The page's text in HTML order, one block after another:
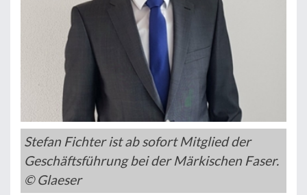
Stefan Fichter ist ab sofort Mitglied der
Geschäftsführung bei der Märkischen Faser.
© Glaeser